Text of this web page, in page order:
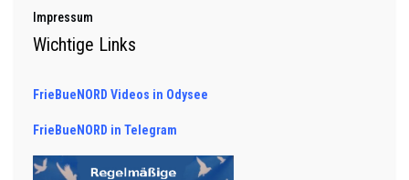
Impressum
Wichtige Links
FrieBueNORD Videos in Odysee
FrieBueNORD in Telegram